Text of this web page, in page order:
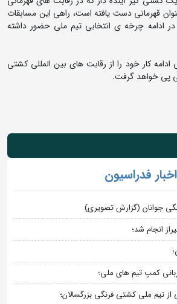
قهرمانی دست یافته است، راهی این مسابقات
ادامه چرخه ی انتخابی تیم ملی حضور داشته
کار خود را از رقابت های بین المللی کشتی
پی خواهد گرفت.
فدراسیون
جوانان (گزارش تصویری)
انجام شد؛
تیم ملی کشتی فرنگی بزرگسالان؛